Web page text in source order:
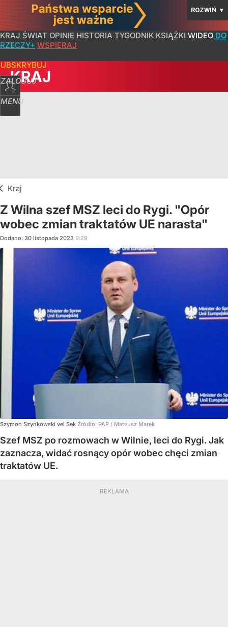
ROZWIŃ ▼
KRAJ ŚWIAT OPINIE HISTORIA TYGODNIK KSIĄŻKI WIDEO DO
RZECZY+ WSPIERAJ
ZALOGUJ
MENU
KRAJ
Kraj
Z Wilna szef MSZ leci do Rygi. "Opór
wobec zmian traktatów UE narasta"
Dodano: 30 listopada 2023 9:29
Szymon Szynkowski vel Sęk Źródło: PAP / Mateusz Marek
Szef MSZ po rozmowach w Wilnie, leci do Rygi. Jak
zaznacza, widać rosnący opór wobec chęci zmian
traktatów UE.